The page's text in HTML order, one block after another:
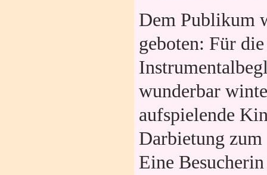
Dem Publikum
geboten: Für
wunderbar
aufspielende
Darbietung
Eine